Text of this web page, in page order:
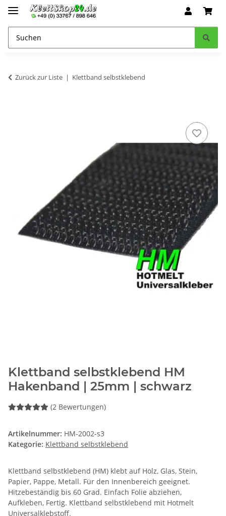
Zurück zur Liste Klettband selbstklebend
Klettband selbstklebend HM
Hakenband | 25mm | schwarz
(2 Bewertungen)
Artikelnummer: HM-2002-s3
Kategorie: Klettband selbstklebend
Klettband selbstklebend (HM) klebt auf Holz, Glas, Stein,
Papier, Pappe, Metall. Für den Innenbereich geeignet.
Hitzebeständig bis 60 Grad. Einfach Folie abziehen,
Aufkleben, Fertig. Klettband selbstklebend mit Hotmelt
Universalklebstoff.